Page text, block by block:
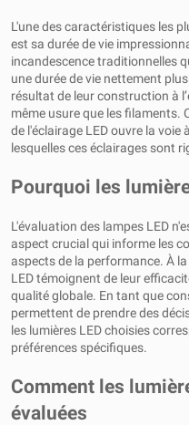
L'une des caractéristiques les
est sa durée de vie
incandescence traditionnelles
une durée de vie nettement
résultat de leur construction à
même usure que les filaments.
de l'éclairage LED ouvre la
lesquelles ces éclairages sont
Pourquoi les
L'évaluation des lampes LED
aspect crucial qui informe les
aspects de la performance. À
LED témoignent de leur
qualité globale. En tant que
permettent de prendre des
les lumières LED choisies
préférences spécifiques.
Comment les
évaluées